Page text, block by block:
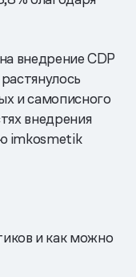
внедрение CDP
и самописного
внедрения
imkosmetik
и как можно